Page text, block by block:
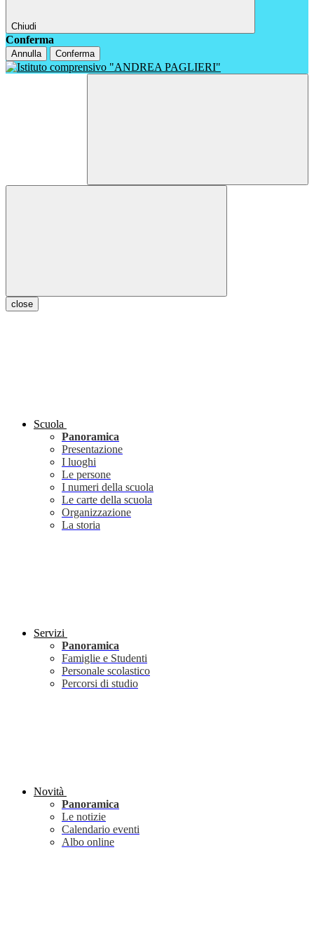
Chiudi
Conferma
Annulla Conferma
close
Scuola
Panoramica
Presentazione
I luoghi
Le persone
I numeri della scuola
Le carte della scuola
Organizzazione
La storia
Servizi
Panoramica
Famiglie e Studenti
Personale scolastico
Percorsi di studio
Novità
Panoramica
Le notizie
Calendario eventi
Albo online